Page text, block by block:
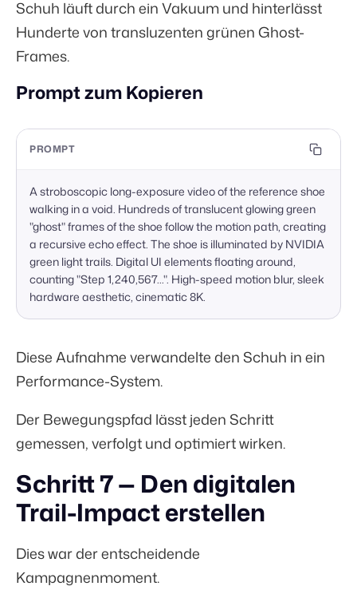
Schuh läuft durch ein Vakuum und hinterlässt
Hunderte von transluzenten grünen Ghost-
Frames.
Prompt zum Kopieren
PROMPT
A stroboscopic long-exposure video of the reference shoe
walking in a void. Hundreds of translucent glowing green
"ghost" frames of the shoe follow the motion path, creating
a recursive echo effect. The shoe is illuminated by NVIDIA
green light trails. Digital UI elements floating around,
counting "Step 1,240,567...". High-speed motion blur, sleek
hardware aesthetic, cinematic 8K.
Diese Aufnahme verwandelte den Schuh in ein
Performance-System.
Der Bewegungspfad lässt jeden Schritt
gemessen, verfolgt und optimiert wirken.
Schritt 7 — Den digitalen
Trail-Impact erstellen
Dies war der entscheidende
Kampagnenmoment.